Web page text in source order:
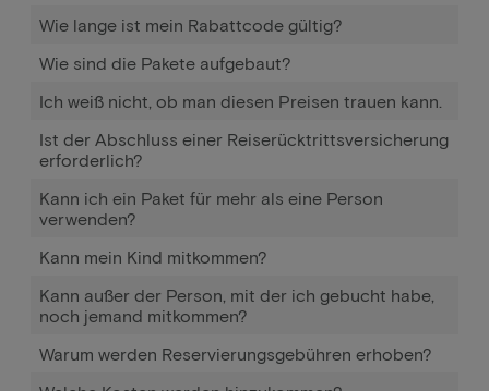
Wie lange ist mein Rabattcode gültig?
Wie sind die Pakete aufgebaut?
Ich weiß nicht, ob man diesen Preisen trauen kann.
Ist der Abschluss einer Reiserücktrittsversicherung
erforderlich?
Kann ich ein Paket für mehr als eine Person
verwenden?
Kann mein Kind mitkommen?
Kann außer der Person, mit der ich gebucht habe,
noch jemand mitkommen?
Warum werden Reservierungsgebühren erhoben?